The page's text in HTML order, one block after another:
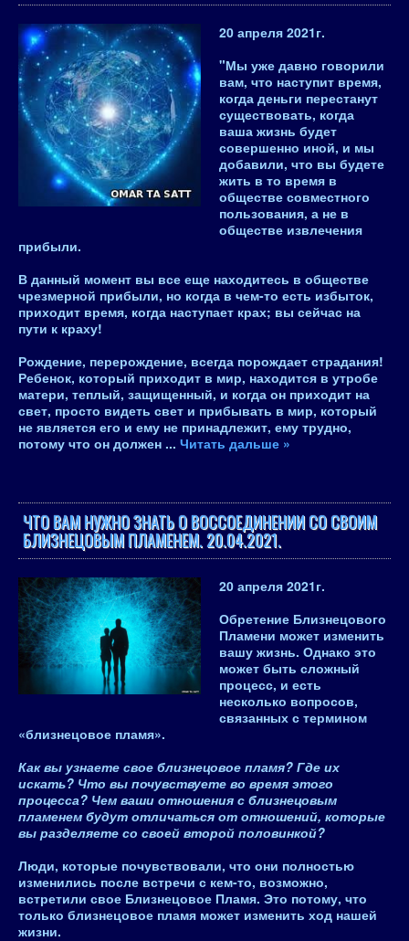
20 апреля 2021г.
"Мы уже давно говорили
вам, что наступит время,
когда деньги перестанут
существовать, когда
ваша жизнь будет
совершенно иной, и мы
добавили, что вы будете
жить в то время в
обществе совместного
пользования, а не в
обществе извлечения
прибыли.
В данный момент вы все еще находитесь в обществе
чрезмерной прибыли, но когда в чем-то есть избыток,
приходит время, когда наступает крах; вы сейчас на
пути к краху!
Рождение, перерождение, всегда порождает страдания!
Ребенок, который приходит в мир, находится в утробе
матери, теплый, защищенный, и когда он приходит на
свет, просто видеть свет и прибывать в мир, который
не является его и ему не принадлежит, ему трудно,
потому что он должен ... Читать дальше »
ЧТО ВАМ НУЖНО ЗНАТЬ О ВОССОЕДИНЕНИИ СО СВОИМ
БЛИЗНЕЦОВЫМ ПЛАМЕНЕМ. 20.04.2021.
20 апреля 2021г.
Обретение Близнецового
Пламени может изменить
вашу жизнь. Однако это
может быть сложный
процесс, и есть
несколько вопросов,
связанных с термином
«близнецовое пламя».
Как вы узнаете свое близнецовое пламя? Где их
искать? Что вы почувствуете во время этого
процесса? Чем ваши отношения с близнецовым
пламенем будут отличаться от отношений, которые
вы разделяете со своей второй половинкой?
Люди, которые почувствовали, что они полностью
изменились после встречи с кем-то, возможно,
встретили свое Близнецовое Пламя. Это потому, что
только близнецовое пламя может изменить ход нашей
жизни.